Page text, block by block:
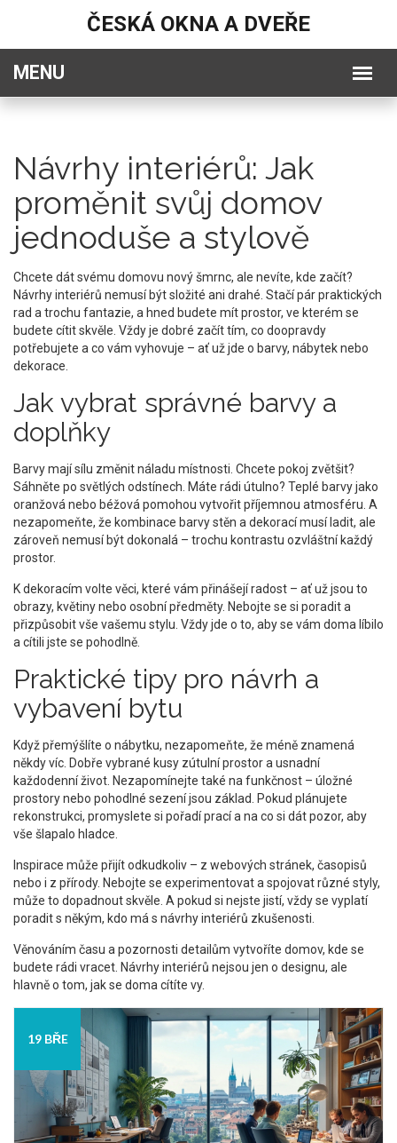
ČESKÁ OKNA A DVEŘE
Návrhy interiérů: Jak
proměnit svůj domov
jednoduše a stylově
Chcete dát svému domovu nový šmrnc, ale nevíte, kde začít?
Návrhy interiérů nemusí být složité ani drahé. Stačí pár praktických
rad a trochu fantazie, a hned budete mít prostor, ve kterém se
budete cítit skvěle. Vždy je dobré začít tím, co doopravdy
potřebujete a co vám vyhovuje – ať už jde o barvy, nábytek nebo
dekorace.
Jak vybrat správné barvy a
doplňky
Barvy mají sílu změnit náladu místnosti. Chcete pokoj zvětšit?
Sáhněte po světlých odstínech. Máte rádi útulno? Teplé barvy jako
oranžová nebo béžová pomohou vytvořit příjemnou atmosféru. A
nezapomeňte, že kombinace barvy stěn a dekorací musí ladit, ale
zároveň nemusí být dokonalá – trochu kontrastu ozvláštní každý
prostor.
K dekoracím volte věci, které vám přinášejí radost – ať už jsou to
obrazy, květiny nebo osobní předměty. Nebojte se si poradit a
přizpůsobit vše vašemu stylu. Vždy jde o to, aby se vám doma líbilo
a cítili jste se pohodlně.
Praktické tipy pro návrh a
vybavení bytu
Když přemýšlíte o nábytku, nezapomeňte, že méně znamená
někdy víc. Dobře vybrané kusy zútulní prostor a usnadní
každodenní život. Nezapomínejte také na funkčnost – úložné
prostory nebo pohodlné sezení jsou základ. Pokud plánujete
rekonstrukci, promyslete si pořadí prací a na co si dát pozor, aby
vše šlapalo hladce.
Inspirace může přijít odkudkoliv – z webových stránek, časopisů
nebo i z přírody. Nebojte se experimentovat a spojovat různé styly,
může to dopadnout skvěle. A pokud si nejste jistí, vždy se vyplatí
poradit s někým, kdo má s návrhy interiérů zkušenosti.
Věnováním času a pozornosti detailům vytvoříte domov, kde se
budete rádi vracet. Návrhy interiérů nejsou jen o designu, ale
hlavně o tom, jak se doma cítíte vy.
19 BŘE